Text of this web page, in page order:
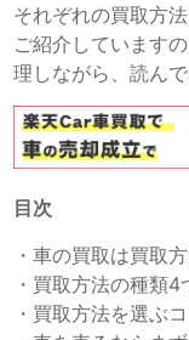
それぞれの買取方
ご紹介しています
理しながら、読んで
目次
・車の買取は買取
・ 買取方法の種類4
・ 買取方法を選ぶ